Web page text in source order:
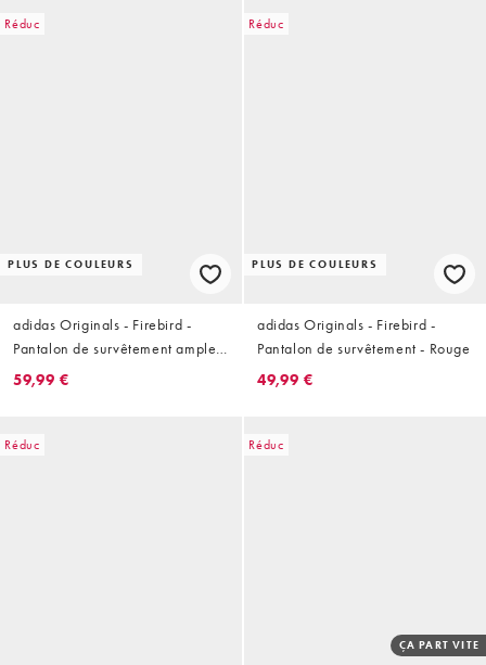
Réduc
PLUS DE COULEURS
adidas Originals - Firebird -
Pantalon de survêtement ample -
Crème/bordeaux
59,99 €
Réduc
PLUS DE COULEURS
adidas Originals - Firebird -
Pantalon de survêtement - Rouge
49,99 €
Réduc Réduc
ÇA PART VITE